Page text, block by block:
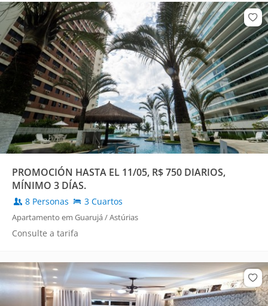
PROMOCIÓN HASTA EL 11/05, R$ 750 DIARIOS,
MÍNIMO 3 DÍAS.
8 Personas 3 Cuartos
Apartamento em Guarujá / Astúrias
Consulte a tarifa